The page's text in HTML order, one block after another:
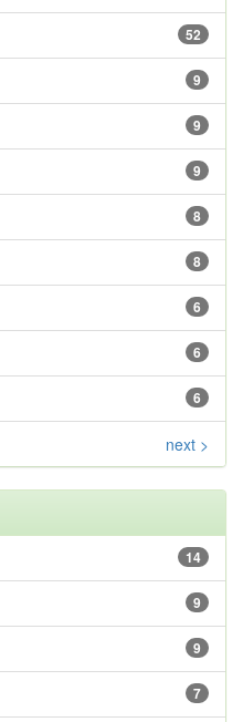
52
9
9
9
8
8
6
6
6
next >
14
9
9
7